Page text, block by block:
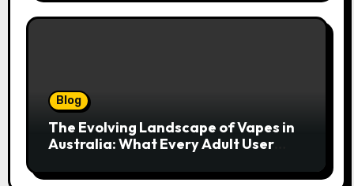
Blog
The Evolving Landscape of Vapes in
Australia: What Every Adult User